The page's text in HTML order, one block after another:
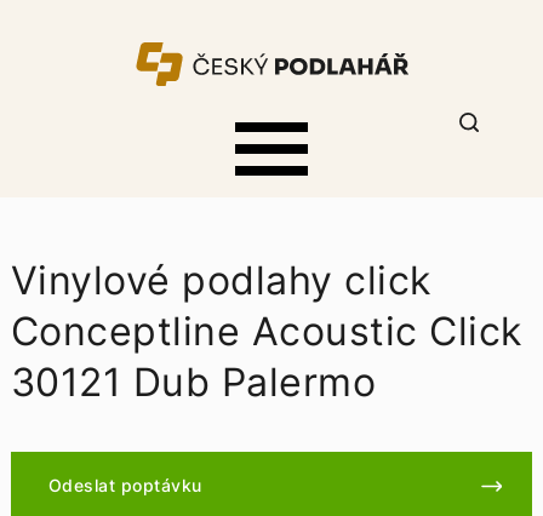
Vinylové podlahy click
Conceptline Acoustic Click
30121 Dub Palermo
Odeslat poptávku